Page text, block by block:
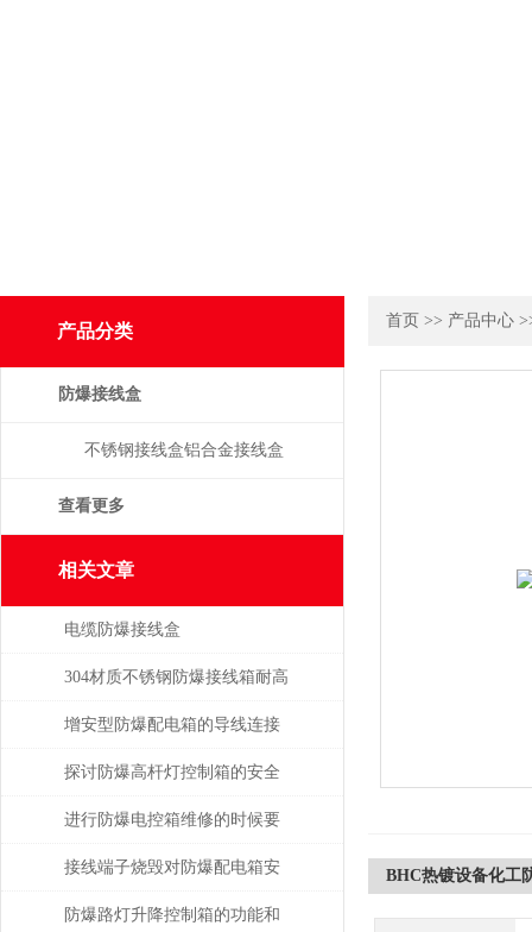
首页 >> 产品中心
BHC热镀设备化工
产品分类
防爆接线盒
不锈钢接线盒铝合金接线盒
查看更多
相关文章
电缆防爆接线盒
304材质不锈钢防爆接线箱耐高
温多少
增安型防爆配电箱的导线连接
探讨防爆高杆灯控制箱的安全
性与实用性
进行防爆电控箱维修的时候要
注意什么呢?
接线端子烧毁对防爆配电箱安
全有何影响？
防爆路灯升降控制箱的功能和